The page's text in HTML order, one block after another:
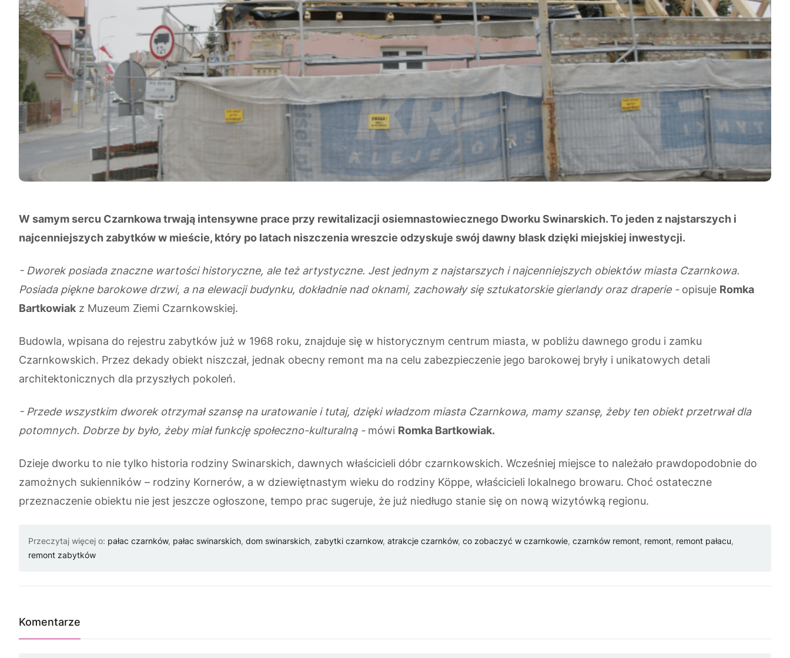
W samym sercu Czarnkowa trwają intensywne prace przy rewitalizacji osiemnastowiecznego Dworku Swinarskich. To jeden z najstarszych i
najcenniejszych zabytków w mieście, który po latach niszczenia wreszcie odzyskuje swój dawny blask dzięki miejskiej inwestycji.
- Dworek posiada znaczne wartości historyczne, ale też artystyczne. Jest jednym z najstarszych i najcenniejszych obiektów miasta Czarnkowa.
Posiada piękne barokowe drzwi, a na elewacji budynku, dokładnie nad oknami, zachowały się sztukatorskie gierlandy oraz draperie -opisuje Romka
Bartkowiak z Muzeum Ziemi Czarnkowskiej.
Budowla, wpisana do rejestru zabytków już w 1968 roku, znajduje się w historycznym centrum miasta, w pobliżu dawnego grodu i zamku
Czarnkowskich. Przez dekady obiekt niszczał, jednak obecny remont ma na celu zabezpieczenie jego barokowej bryły i unikatowych detali
architektonicznych dla przyszłych pokoleń.
- Przede wszystkim dworek otrzymał szansę na uratowanie i tutaj, dzięki władzom miasta Czarnkowa, mamy szansę, żeby ten obiekt przetrwał dla
potomnych. Dobrze by było, żeby miał funkcję społeczno-kulturalną -mówi Romka Bartkowiak.
Dzieje dworku to nie tylko historia rodziny Swinarskich, dawnych właścicieli dóbr czarnkowskich. Wcześniej miejsce to należało prawdopodobnie do
zamożnych sukienników – rodziny Kornerów, a w dziewiętnastym wieku do rodziny Köppe, właścicieli lokalnego browaru. Choć ostateczne
przeznaczenie obiektu nie jest jeszcze ogłoszone, tempo prac sugeruje, że już niedługo stanie się on nową wizytówką regionu.
Przeczytaj więcej o: pałac czarnków, pałac swinarskich, dom swinarskich, zabytki czarnkow, atrakcje czarnków, co zobaczyć w czarnkowie, czarnków remont, remont, remont pałacu,
remont zabytków
Komentarze